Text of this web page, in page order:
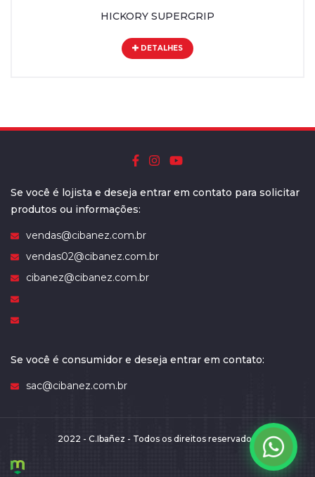
HICKORY SUPERGRIP
DETALHES
Se você é lojista e deseja entrar em contato para solicitar
produtos ou informações:
vendas@cibanez.com.br
vendas02@cibanez.com.br
cibanez@cibanez.com.br
Se você é consumidor e deseja entrar em contato:
sac@cibanez.com.br
2022 - C.Ibañez - Todos os direitos reservados.